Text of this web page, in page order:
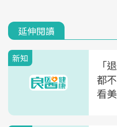
延伸閱讀
新知
「
都
看